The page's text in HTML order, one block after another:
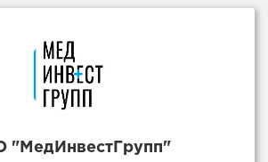
"МедИнвестГрупп"